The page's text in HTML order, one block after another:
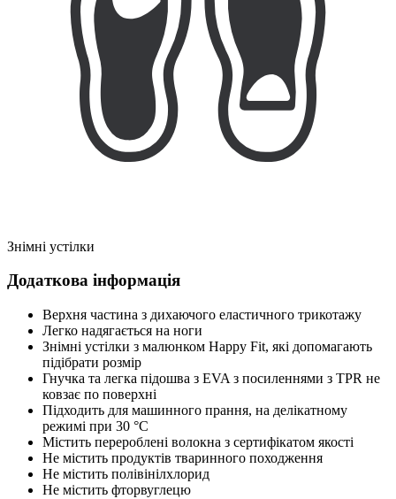
Знімні устілки
Додаткова інформація
Верхня частина з дихаючого еластичного трикотажу
Легко надягається на ноги
Знімні устілки з малюнком Happy Fit, які допомагають
підібрати розмір
Гнучка та легка підошва з EVA з посиленнями з TPR не
ковзає по поверхні
Підходить для машинного прання, на делікатному
режимі при 30 °C
Містить перероблені волокна з сертифікатом якості
Не містить продуктів тваринного походження
Не містить полівінілхлорид
Не містить фторвуглецю